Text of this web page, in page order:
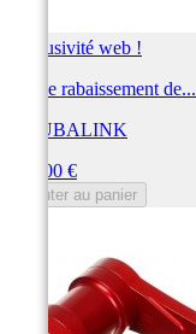
Exclusivité web !
Kit de rabaissement de...
KOUBALINK
250,00 €
Ajouter au panier